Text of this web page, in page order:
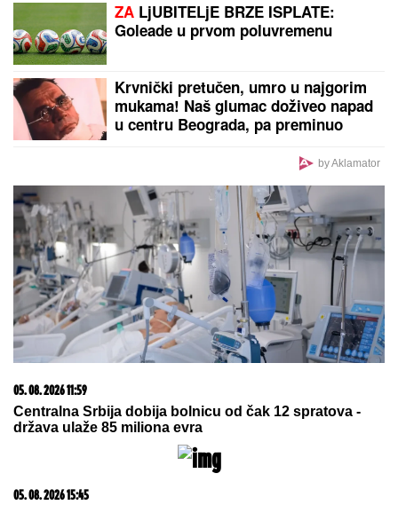
ZA LjUBITELjE BRZE ISPLATE:
Goleade u prvom poluvremenu
Krvnički pretučen, umro u najgorim
mukama! Naš glumac doživeo napad
u centru Beograda, pa preminuo
by Aklamator
05. 08. 2026 11:59
Centralna Srbija dobija bolnicu od čak 12 spratova -
država ulaže 85 miliona evra
05. 08. 2026 15:45